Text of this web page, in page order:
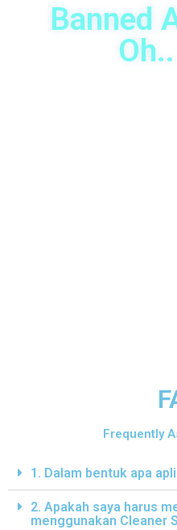
Banned
Frequently
1. Dalam bentuk apa
2. Apakah saya harus
menggunakan Cleaner